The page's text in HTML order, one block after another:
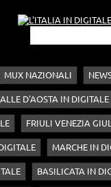
MUX NAZIONALI
D'AOSTA IN DIGITALE
FRIULI VENEZIA
MARCHE IN
BASILICATA IN